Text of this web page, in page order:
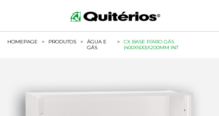
HOMEPAGE > PRODUTOS >
ÁGUA E
GÁS
>
CX BASE P/ARO GÁS
(400X500)X200MM INT